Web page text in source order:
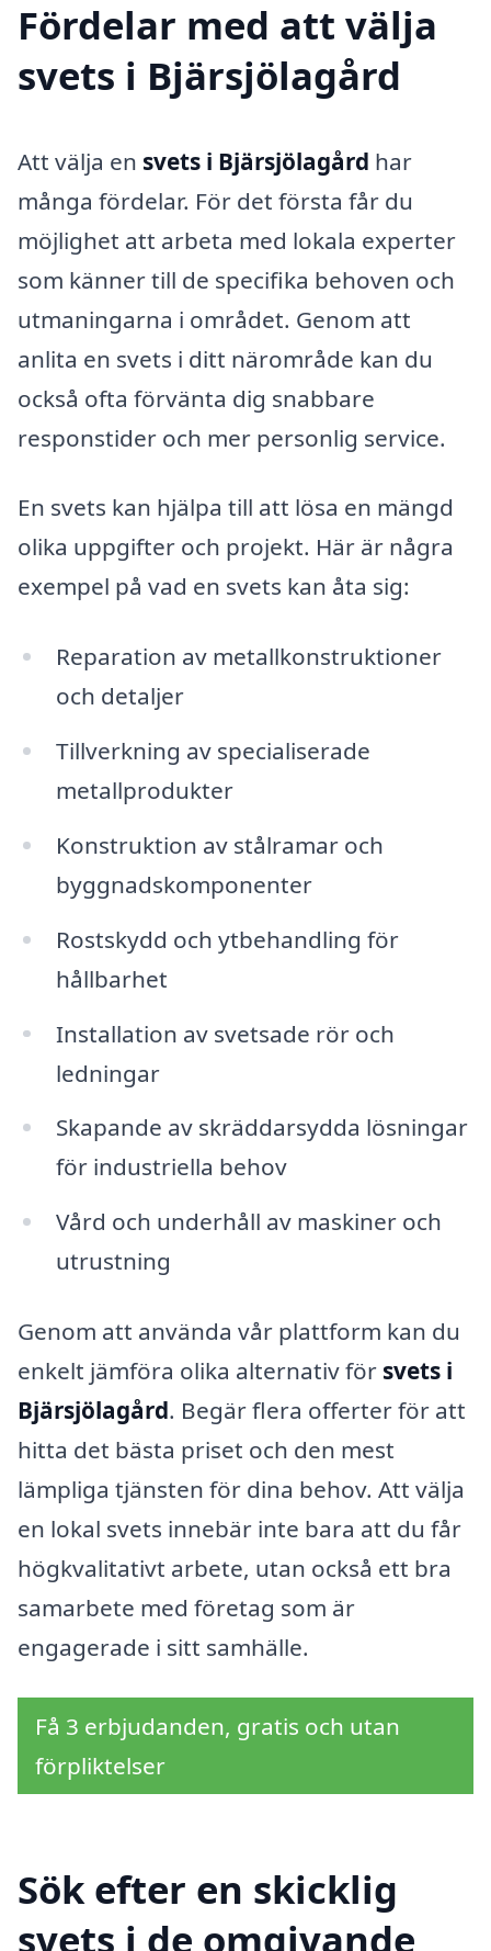
Fördelar med att välja
svets i Bjärsjölagård
Att välja en svets i Bjärsjölagård har
många fördelar. För det första får du
möjlighet att arbeta med lokala experter
som känner till de specifika behoven och
utmaningarna i området. Genom att
anlita en svets i ditt närområde kan du
också ofta förvänta dig snabbare
responstider och mer personlig service.
En svets kan hjälpa till att lösa en mängd
olika uppgifter och projekt. Här är några
exempel på vad en svets kan åta sig:
Reparation av metallkonstruktioner
och detaljer
Tillverkning av specialiserade
metallprodukter
Konstruktion av stålramar och
byggnadskomponenter
Rostskydd och ytbehandling för
hållbarhet
Installation av svetsade rör och
ledningar
Skapande av skräddarsydda lösningar
för industriella behov
Vård och underhåll av maskiner och
utrustning
Genom att använda vår plattform kan du
enkelt jämföra olika alternativ för svets i
Bjärsjölagård. Begär flera offerter för att
hitta det bästa priset och den mest
lämpliga tjänsten för dina behov. Att välja
en lokal svets innebär inte bara att du får
högkvalitativt arbete, utan också ett bra
samarbete med företag som är
engagerade i sitt samhälle.
Få 3 erbjudanden, gratis och utan
förpliktelser
Sök efter en skicklig
svets i de omgivande